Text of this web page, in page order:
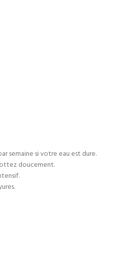
semaine si votre eau est dure.
doucement.